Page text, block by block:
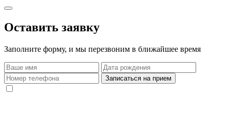
Оставить заявку
Заполните форму, и мы перезвоним в ближайшее время